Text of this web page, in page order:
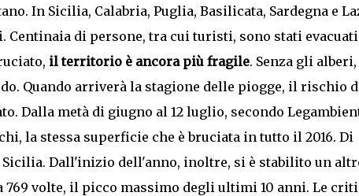
In Sicilia, Calabria, Puglia, Basilicata, Sardegna e
di persone, tra cui turisti, sono stati
il territorio è ancora più fragile. Senza gli alberi,
Quando arriverà la stagione delle piogge, il rischio
Dalla metà di giugno al 12 luglio, secondo
la stessa superficie che è bruciata in tutto il 2016. Di
Dall'inizio dell'anno, inoltre, si è stabilito un
769 volte, il picco massimo degli ultimi 10 anni. Le